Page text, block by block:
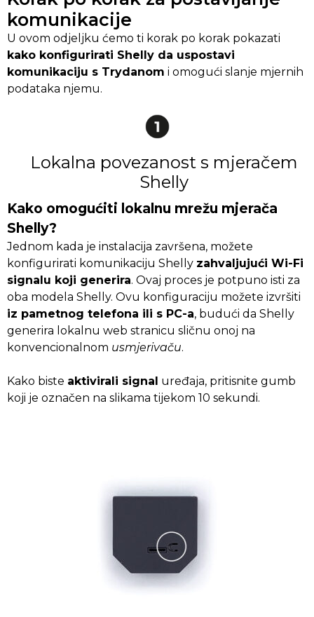
komunikacije
U ovom odjeljku ćemo ti korak po korak pokazati
kako konfigurirati Shelly da uspostavi
komunikaciju s Trydanom i omogući slanje mjernih
podataka njemu.
Lokalna povezanost s mjeračem
Shelly
Kako omogućiti lokalnu mrežu mjerača
Shelly?
Jednom kada je instalacija završena, možete
konfigurirati komunikaciju Shelly zahvaljujući Wi-Fi
signalu koji generira. Ovaj proces je potpuno isti za
oba modela Shelly. Ovu konfiguraciju možete izvršiti
iz pametnog telefona ili s PC-a, budući da Shelly
generira lokalnu web stranicu sličnu onoj na
konvencionalnom usmjerivaču.
Kako biste aktivirali signal uređaja, pritisnite gumb
koji je označen na slikama tijekom 10 sekundi.